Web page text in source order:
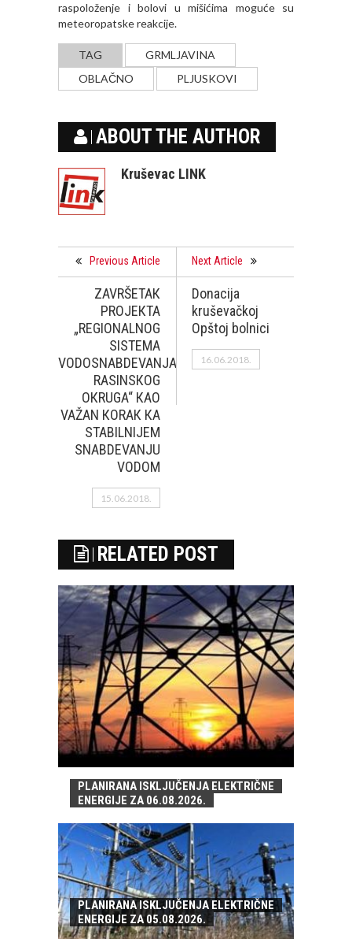
raspoloženje i bolovi u mišićima moguće su
meteoropatske reakcije.
TAG
GRMLJAVINA
OBLAČNO
PLJUSKOVI
ABOUT THE AUTHOR
Kruševac LINK
Previous Article
ZAVRŠETAК
PROJEКTA
„REGIONALNOG
SISTEMA
VODOSNABDEVANJA
RASINSКOG
OКRUGA“ КAO
VAŽAN КORAК КA
STABILNIJEM
SNABDEVANJU
VODOM
15.06.2018.
Next Article
Donacija
kruševačkoj
Opštoj bolnici
16.06.2018.
RELATED POST
PLANIRANA ISKLJUČENJA ELEKTRIČNE
ENERGIJE ZA 06.08.2026.
PLANIRANA ISKLJUČENJA ELEKTRIČNE
ENERGIJE ZA 05.08.2026.